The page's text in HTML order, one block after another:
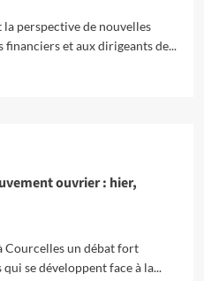
perspective de nouvelles
et aux dirigeants de...
ouvrier : hier,
Courcelles un débat fort
se développent face à la...